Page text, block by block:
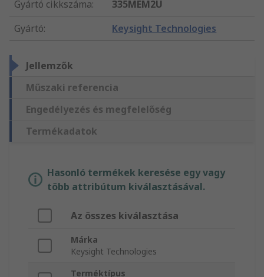
Gyártó cikkszáma:
335MEM2U
Gyártó: Keysight Technologies
Jellemzők
Műszaki referencia
Engedélyezés és megfelelőség
Termékadatok
Hasonló termékek keresése egy vagy
több attribútum kiválasztásával.
Az összes kiválasztása
Márka
Keysight Technologies
Terméktípus